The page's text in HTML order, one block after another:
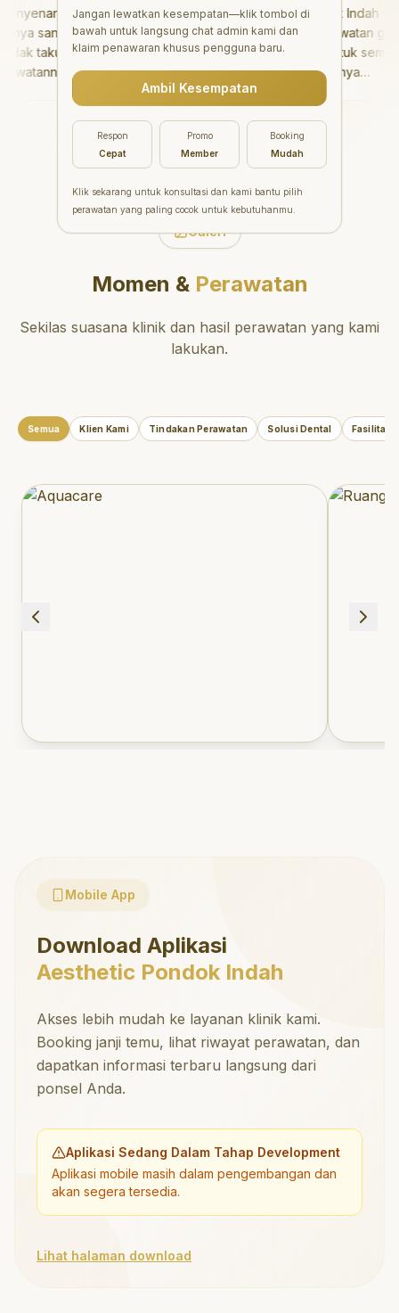
sangat baik
takut sama
tidak
setelahnya.
ke dokter
"Aesthetic Pondok Indah
menawarkan perawatan gigi
yang luar biasa untuk semua
orang. Dokter giginya
profesional, ramah, dan
meluangkan waktu untuk
mengedukasi pasien tentang
kesehatan gigi dan mulut
yang baik. Klinik ini terletak di
daerah yang strategis,
sehingga nyaman untuk
direkomendasikan untuk
dan berkualitas!"
Galeri
Momen &Perawatan
Sekilas suasana klinik dan hasil perawatan yang kami
lakukan.
Semua Klien Kami Tindakan Perawatan Solusi Dental Fasilitas
Mobile App
Download Aplikasi
Aesthetic Pondok Indah
Akses lebih mudah ke layanan klinik kami.
Booking janji temu, lihat riwayat perawatan, dan
dapatkan informasi terbaru langsung dari
ponsel Anda.
Aplikasi Sedang Dalam Tahap Development
Aplikasi mobile masih dalam pengembangan dan
akan segera tersedia.
Lihat halaman download
Jangan lewatkan kesempatan—klik tombol di
bawah untuk langsung chat admin kami dan
klaim penawaran khusus pengguna baru.
Ambil Kesempatan
Respon
Cepat
Promo
Member
Booking
Mudah
Klik sekarang untuk konsultasi dan kami bantu pilih
perawatan yang paling cocok untuk kebutuhanmu.